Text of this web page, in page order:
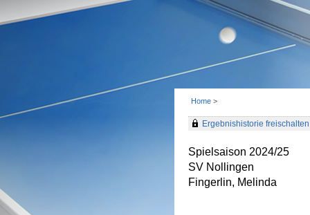
Home >
Ergebnishistorie freischalten
Spielsaison 2024/25
SV Nollingen
Fingerlin, Melinda